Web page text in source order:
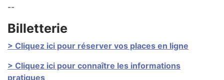
--
Billetterie
> Cliquez ici pour réserver vos places en ligne
> Cliquez ici pour connaître les informations
pratiques